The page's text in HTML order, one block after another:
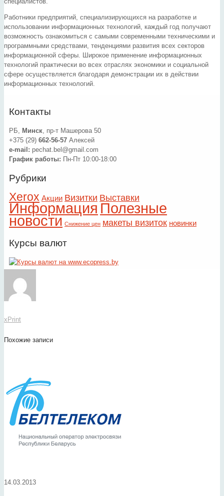
Работники предприятий, специализирующихся на разработке и
использовании информационных технологий, каждый год получают
возможность ознакомиться с самыми современными техническими и
программными средствами, тенденциями развития всех секторов
информационной сферы. Широкое применение информационных
технологий практически во всех отраслях экономики и социальной
сфере осуществляется благодаря демонстрации их в действии
информационных технологий.
Контакты
РБ, Минск, пр-т Машерова 50
+375 (29) 662-56-57 Алексей
e-mail: pechat.bel@gmail.com
График работы: Пн-Пт 10:00-18:00
Рубрики
Xerox Акции Визитки Выставки
Информация Полезные
новости Снижение цен макеты визиток новинки
Курсы валют
xPrint
Похожие записи
14.03.2013